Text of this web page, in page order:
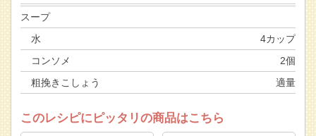
スープ
水
4カップ
コンソメ
2個
粗挽きこしょう
適量
このレシピにピッタリの商品はこちら